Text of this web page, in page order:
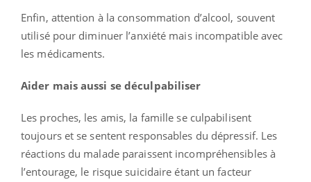
Enfin, attention à la consommation d’alcool, souvent
utilisé pour diminuer l’anxiété mais incompatible avec
les médicaments.
Aider mais aussi se déculpabiliser
Les proches, les amis, la famille se culpabilisent
toujours et se sentent responsables du dépressif. Les
réactions du malade paraissent incompréhensibles à
l’entourage, le risque suicidaire étant un facteur